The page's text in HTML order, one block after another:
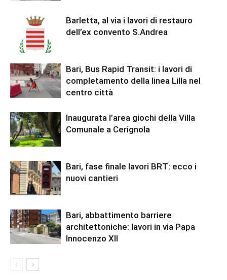
Barletta, al via i lavori di restauro
dell’ex convento S.Andrea
Bari, Bus Rapid Transit: i lavori di
completamento della linea Lilla nel
centro città
Inaugurata l’area giochi della Villa
Comunale a Cerignola
Bari, fase finale lavori BRT: ecco i
nuovi cantieri
Bari, abbattimento barriere
architettoniche: lavori in via Papa
Innocenzo XII